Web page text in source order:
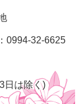
0994-32-6625
日は除く)